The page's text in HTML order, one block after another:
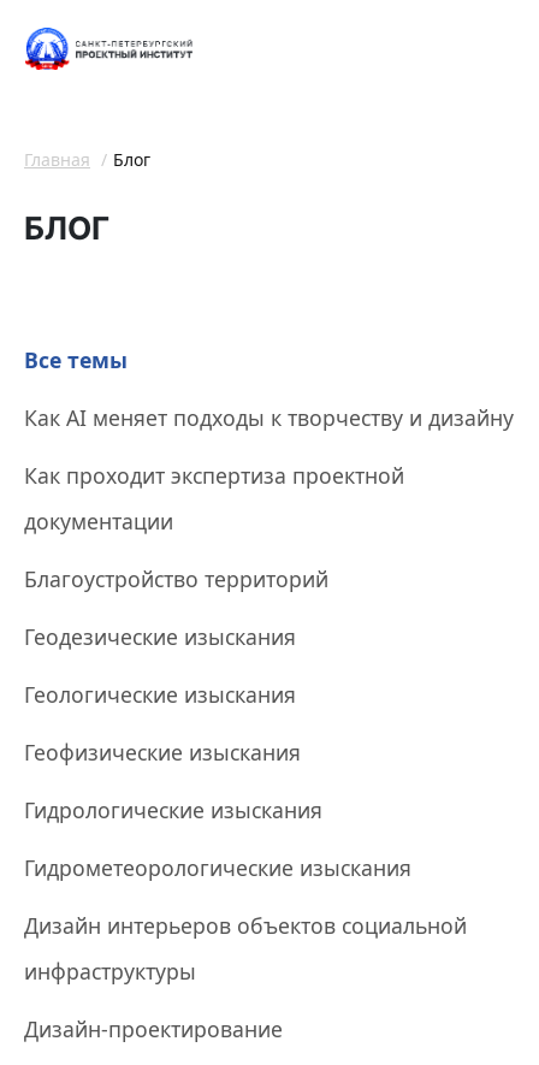
Главная Блог
БЛОГ
Все темы
Как AI меняет подходы к творчеству и дизайну
Как проходит экспертиза проектной
документации
Благоустройство территорий
Геодезические изыскания
Геологические изыскания
Геофизические изыскания
Гидрологические изыскания
Гидрометеорологические изыскания
Дизайн интерьеров объектов социальной
инфраструктуры
Дизайн-проектирование